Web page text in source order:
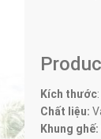
Kích thước:
Chất liệu:
Khung ghế: